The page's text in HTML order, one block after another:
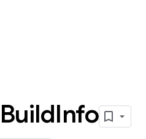
BuildInfo